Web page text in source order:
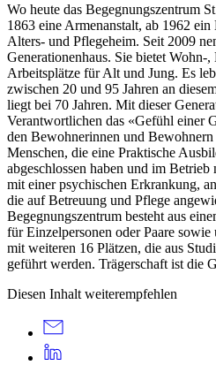
Wo heute das Begegnungszentrum
1863 eine Armenanstalt, ab 1962
Alters- und Pflegeheim. Seit 2009
Generationenhaus. Sie bietet Wohn-
Arbeitsplätze für Alt und Jung. Es
zwischen 20 und 95 Jahren an
liegt bei 70 Jahren. Mit dieser
Verantwortlichen das «Gefühl einer
den Bewohnerinnen und Bewohnern
Menschen, die eine Praktische
abgeschlossen haben und im Betrieb
mit einer psychischen Erkrankung,
die auf Betreuung und Pflege
Begegnungszentrum besteht aus
für Einzelpersonen oder Paare sowie
mit weiteren 16 Plätzen, die aus
geführt werden. Trägerschaft ist die
Diesen Inhalt weiterempfehlen